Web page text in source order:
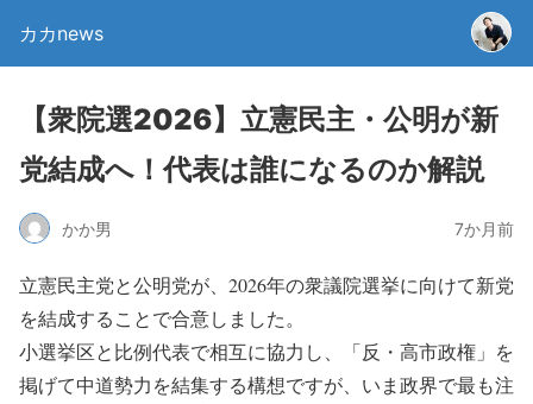
カカnews
【衆院選2026】立憲民主・公明が新
党結成へ！代表は誰になるのか解説
かか男 7か月前
立憲民主党と公明党が、2026年の衆議院選挙に向けて新党
を結成することで合意しました。
小選挙区と比例代表で相互に協力し、「反・高市政権」を
掲げて中道勢力を結集する構想ですが、いま政界で最も注